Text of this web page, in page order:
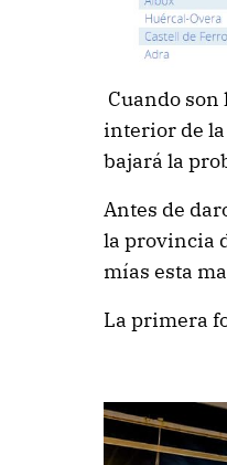
Cuando
interior de la
bajará la
Antes de
la provincia
mías esta
La primera